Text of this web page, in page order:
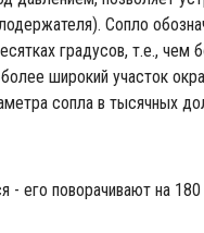
Сопло
градусов, т.е., чем
широкий участок
сопла в тысячных
- его поворачивают на